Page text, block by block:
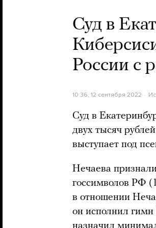
Суд в
России с
10:36, 12 сентября 2022
Суд в
двух тысяч
выступает под
Нечаева
госсимволов РФ
в отношении
он исполнил
назначил